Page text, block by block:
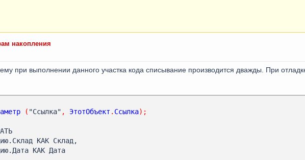
накопления
при выполнении данного участка кода списывание производится дважды. При
( "Ссылка" , ЭтотОбъект . Ссылка);